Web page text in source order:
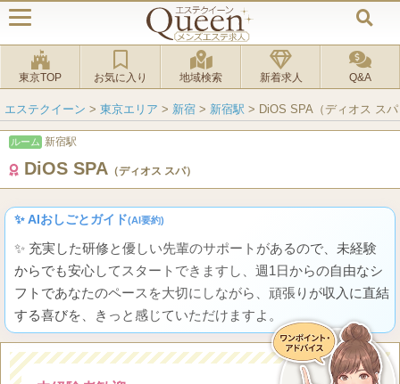
東京TOP お気に入り 地域検索 新着求人 Q&A
エステクイーン > 東京エリア > 新宿 > 新宿駅 > DiOS SPA（ディオス ス
ルーム 新宿駅
DiOS SPA （ディオス スパ）
✨ AIおしごとガイド(AI要約)
✨ 充実した研修と優しい先輩のサポートがあるので、未経験
からでも安心してスタートできますし、週1日からの自由なシ
フトであなたのペースを大切にしながら、頑張りが収入に直結
する喜びを、きっと感じていただけますよ。